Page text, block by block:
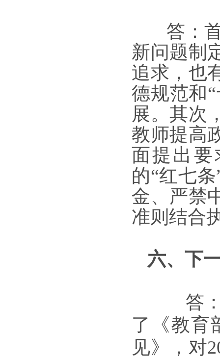
答：
新问题制
追求，也
德规范和
展。其次
教师提高
面提出要
的“红七
金、严禁
准则结合
六、下
答：
了《教育
见》，对